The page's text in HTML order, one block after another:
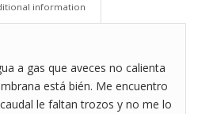
information
a gas que aveces no calienta
está bién. Me encuentro
le faltan trozos y no me lo